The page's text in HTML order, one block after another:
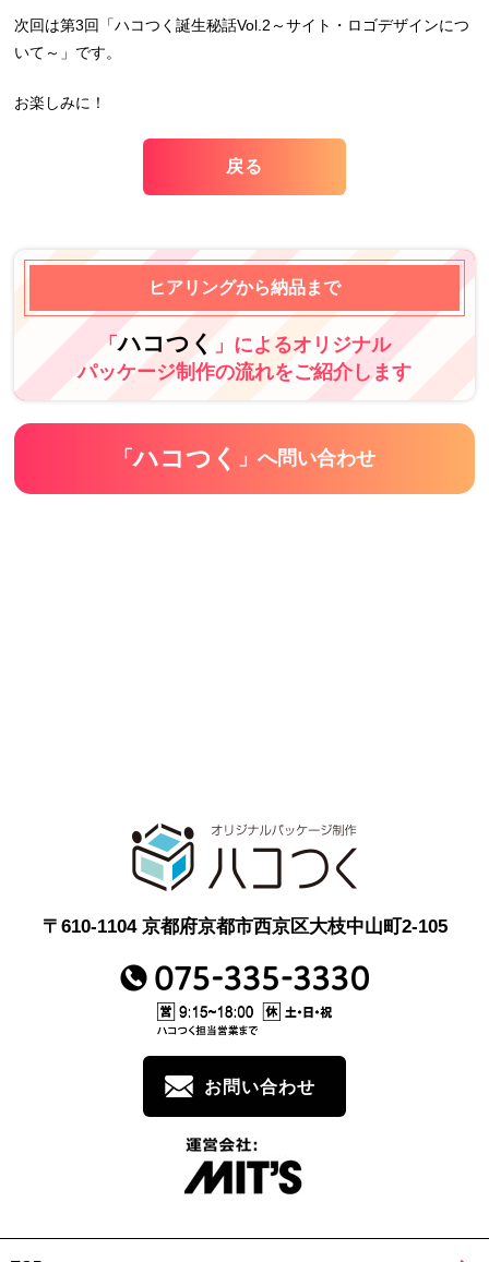
次回は第3回「ハコつく誕生秘話Vol.2～サイト・ロゴデザインにつ
いて～」です。
お楽しみに！
戻る
ヒアリングから納品まで
「ハコつく
」によるオリジナル
パッケージ制作の流れをご紹介します
「 ハコつく 」へ問い合わせ
〒610-1104 京都府京都市西京区大枝中山町2-105
お問い合わせ